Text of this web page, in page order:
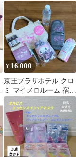
ズセット 入場者特典
¥ 16,000
京王プラザホテル クロ
ミ マイメロルーム 宿泊
者限定 グッズセット